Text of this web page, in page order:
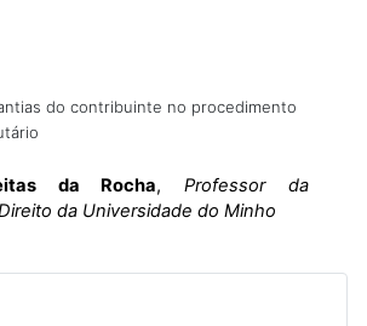
do contribuinte no procedimento
da Rocha,Professor da
da Universidade do Minho